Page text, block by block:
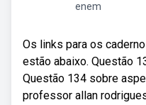
enem
Os links para os
estão abaixo. Questão
Questão 134 sobre
professor allan